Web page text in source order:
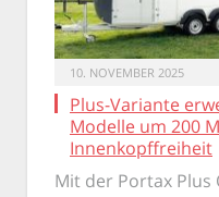
10. NOVEMBER 2025
Plus-Variante
Modelle um 200
Innenkopffreiheit
Mit der Portax